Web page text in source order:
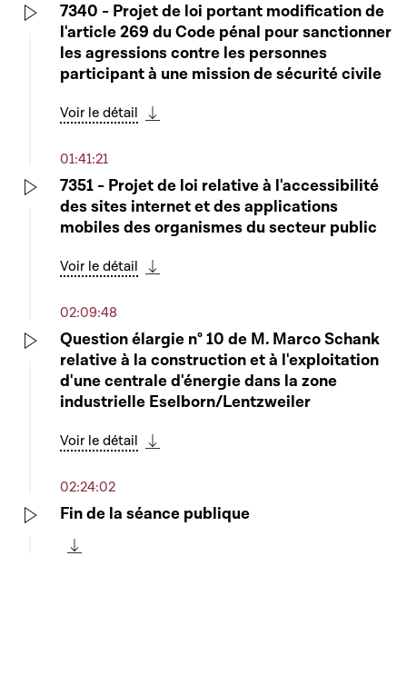
7340 - Projet de loi portant modification de
l'article 269 du Code pénal pour sanctionner
les agressions contre les personnes
participant à une mission de sécurité civile
Voir le détail
01:41:21
7351 - Projet de loi relative à l'accessibilité
des sites internet et des applications
mobiles des organismes du secteur public
Voir le détail
02:09:48
Question élargie n° 10 de M. Marco Schank
relative à la construction et à l'exploitation
d'une centrale d'énergie dans la zone
industrielle Eselborn/Lentzweiler
Voir le détail
02:24:02
Fin de la séance publique